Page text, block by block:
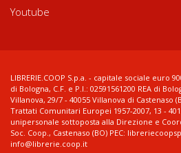
Youtube
LIBRERIE.COOP S.p.a. - capitale sociale euro
di Bologna, C.F. e P.I.: 02591561200 REA di
Villanova, 29/7 - 40055 Villanova di Castenaso
Trattati Comunitari Europei 1957-2007, 13 -
unipersonale sottoposta alla Direzione e
Soc. Coop., Castenaso (BO) PEC:
info@librerie.coop.it